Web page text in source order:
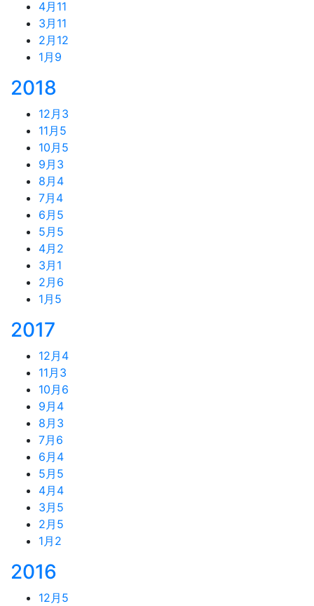
4月 11
3月 11
2月 12
1月 9
2018
12月 3
11月 5
10月 5
9月 3
8月 4
7月 4
6月 5
5月 5
4月 2
3月 1
2月 6
1月 5
2017
12月 4
11月 3
10月 6
9月 4
8月 3
7月 6
6月 4
5月 5
4月 4
3月 5
2月 5
1月 2
2016
12月 5